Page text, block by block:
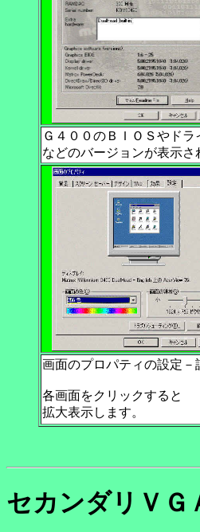
Ｇ４００のＢＩＯＳやドラ
などのバージョンが表示さ
画面のプロパティの設定－
各画面をクリックすると
拡大表示します。
セカンダリＶＧ